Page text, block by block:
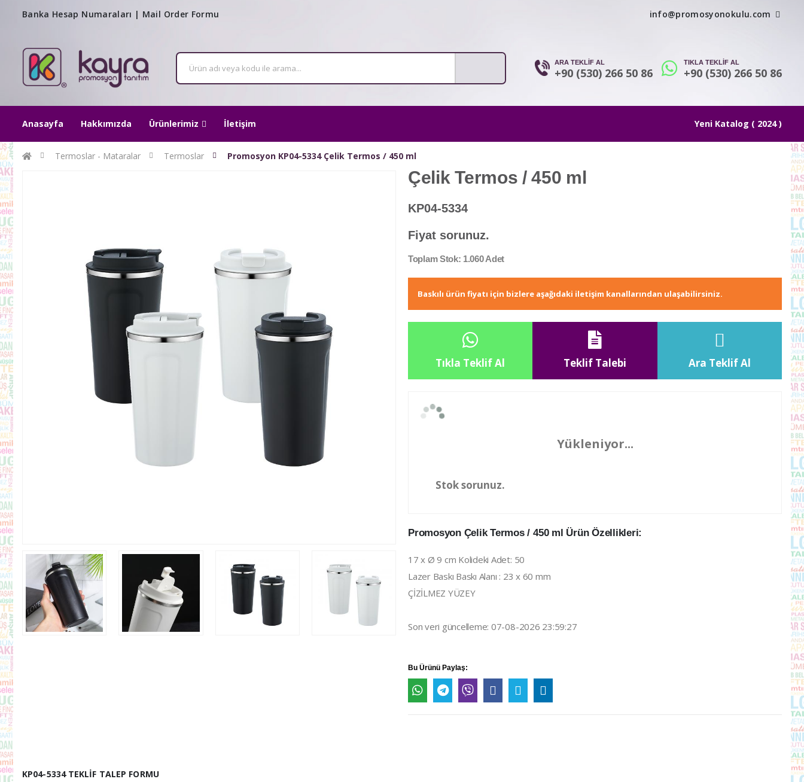
Banka Hesap Numaraları | Mail Order Formu info@promosyonokulu.com
ARA TEKLİF AL
+90 (530) 266 50 86
TIKLA TEKLİF AL
+90 (530) 266 50 86
Anasayfa Hakkımızda Ürünlerimiz İletişim Yeni Katalog ( 2024 )
Termoslar - Mataralar Termoslar Promosyon KP04-5334 Çelik Termos / 450 ml
Çelik Termos / 450 ml
KP04-5334
Fiyat sorunuz.
Toplam Stok: 1.060 Adet
Baskılı ürün fiyatı için bizlere aşağıdaki iletişim kanallarından ulaşabilirsiniz.
Tıkla Teklif Al Teklif Talebi Ara Teklif Al
Yükleniyor...
Stok sorunuz.
Promosyon Çelik Termos / 450 ml Ürün Özellikleri:
17 x Ø 9 cm Kolideki Adet: 50
Lazer Baskı Baskı Alanı : 23 x 60 mm
ÇİZİLMEZ YÜZEY
Son veri güncelleme: 07-08-2026 23:59:27
Bu Ürünü Paylaş:
KP04-5334 TEKLIF TALEP FORMU